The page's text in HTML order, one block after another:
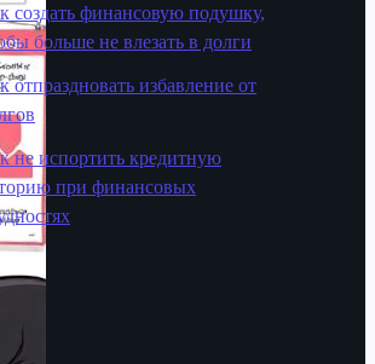
создать финансовую подушку,
больше не влезать в долги
отпраздновать избавление от
не испортить кредитную
при финансовых